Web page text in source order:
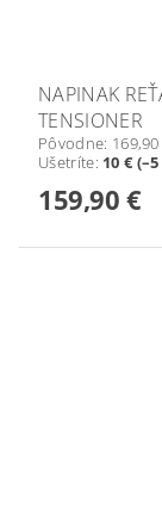
NAPINAK
TENSIONER
Pôvodne:
Ušetríte: 10 €
159,90 €